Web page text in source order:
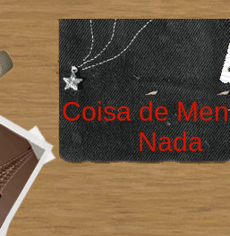
Coisa de
Nada